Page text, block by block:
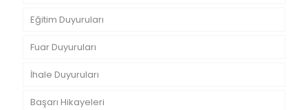
Eğitim Duyuruları
Fuar Duyuruları
İhale Duyuruları
Başarı Hikayeleri